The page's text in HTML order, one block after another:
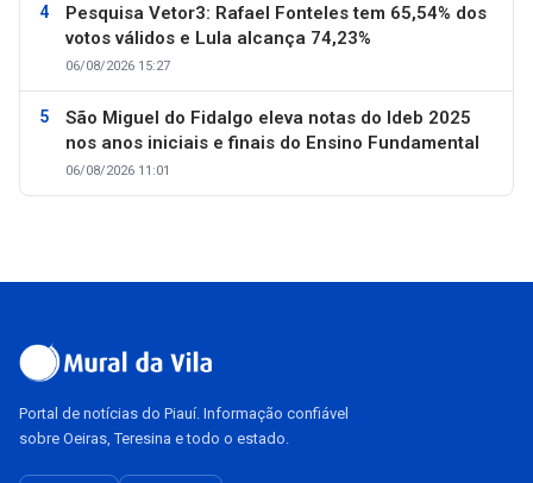
Pesquisa Vetor3: Rafael Fonteles tem 65,54% dos
votos válidos e Lula alcança 74,23%
06/08/2026 15:27
São Miguel do Fidalgo eleva notas do Ideb 2025
nos anos iniciais e finais do Ensino Fundamental
06/08/2026 11:01
Portal de notícias do Piauí. Informação confiável
sobre Oeiras, Teresina e todo o estado.